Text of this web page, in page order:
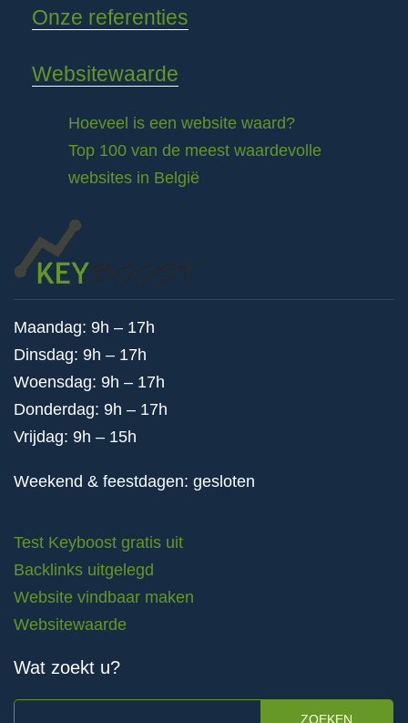
Onze referenties
Websitewaarde
Hoeveel is een website waard?
Top 100 van de meest waardevolle
websites in België
Maandag: 9h – 17h
Dinsdag: 9h – 17h
Woensdag: 9h – 17h
Donderdag: 9h – 17h
Vrijdag: 9h – 15h
Weekend & feestdagen: gesloten
Test Keyboost gratis uit
Backlinks uitgelegd
Website vindbaar maken
Websitewaarde
Wat zoekt u?
ZOEKEN